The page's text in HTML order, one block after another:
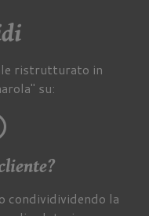
ristrutturato in
su:
condividividendo la